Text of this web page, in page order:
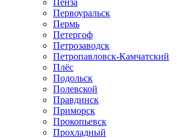
Пенза
Первоуральск
Пермь
Петергоф
Петрозаводск
Петропавловск-Камчатский
Плёс
Подольск
Полевской
Правдинск
Приморск
Прокопьевск
Прохладный